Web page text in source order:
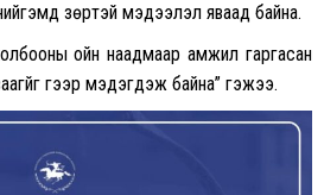
зөрүүтэй мэдээлэл яваад байна.
ойн наадмаар амжил гаргасан
үүгээр мэдэгдэж байна” гэжээ.